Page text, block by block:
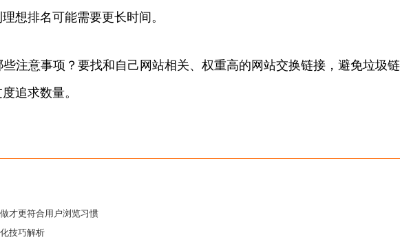
想排名可能需要更长时间。
注意事项？要找和自己网站相关、权重高的网站交换链接，避免垃圾
追求数量。
才更符合用户浏览习惯
技巧解析